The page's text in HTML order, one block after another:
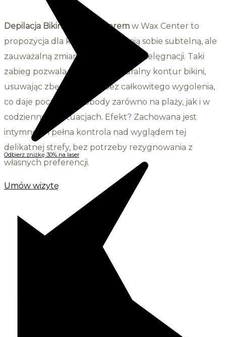
Odbierz zniżkę 30% na laser
Depilacja Bikini French laserem w Wax Center to
propozycja dla kobiet, które cenią sobie subtelną, ale
zauważalną zmianę w codziennej pielęgnacji. Taki
zabieg pozwala zachować naturalny kontur bikini,
usuwając zbędne włoski bez całkowitego wygolenia,
co daje poczucie swobody zarówno na plaży, jak i w
codziennych sytuacjach. Efekt? Zachowana jest
intymność i pełna kontrola nad wyglądem tej
delikatnej strefy, bez potrzeby rezygnowania z
własnych preferencji.
Umów wizytę